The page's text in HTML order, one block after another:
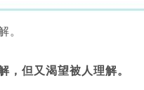
。
，但又渴望被人理解。